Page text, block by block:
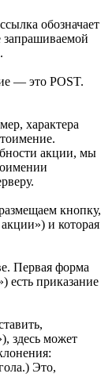
обозначает
запрашиваемой
— это POST.
характера
акции, мы
кнопку,
и которая
Первая форма
есть приказание
здесь может
Это,